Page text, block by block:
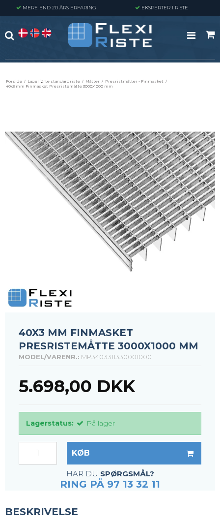
MERE END 20 ÅRS ERFARING EKSPERTER I RISTE
Forside / Lagerførte standardriste / Måtter / Presristmåtter - Finmasket /
40x3 mm Finmasket Presristemåtte 3000x1000 mm
40X3 MM FINMASKET
PRESRISTEMÅTTE 3000X1000 MM
MODEL/VARENR.: MP3403311330001000
5.698,00 DKK
Lagerstatus: På lager
KØB
HAR DU SPØRGSMÅL?
RING PÅ 97 13 32 11
BESKRIVELSE